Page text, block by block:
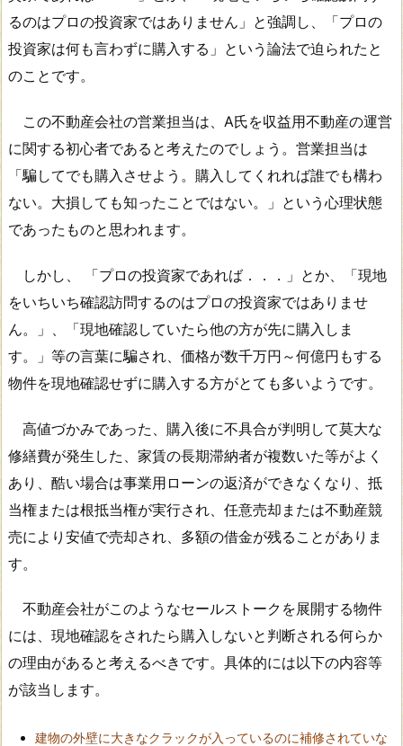
るのはプロの投資家ではありません」と強調し、「プロの
投資家は何も言わずに購入する」という論法で迫られたと
のことです。
この不動産会社の営業担当は、A氏を収益用不動産の運営
に関する初心者であると考えたのでしょう。営業担当は
「騙してでも購入させよう。購入してくれれば誰でも構わ
ない。大損しても知ったことではない。」という心理状態
であったものと思われます。
しかし、 「プロの投資家であれば．．．」とか、「現地
をいちいち確認訪問するのはプロの投資家ではありませ
ん。」、「現地確認していたら他の方が先に購入しま
す。」等の言葉に騙され、価格が数千万円～何億円もする
物件を現地確認せずに購入する方がとても多いようです。
高値づかみであった、購入後に不具合が判明して莫大な
修繕費が発生した、家賃の長期滞納者が複数いた等がよく
あり、酷い場合は事業用ローンの返済ができなくなり、抵
当権または根抵当権が実行され、任意売却または不動産競
売により安値で売却され、多額の借金が残ることがありま
す。
不動産会社がこのようなセールストークを展開する物件
には、現地確認をされたら購入しないと判断される何らか
の理由があると考えるべきです。具体的には以下の内容等
が該当します。
建物の外壁に大きなクラックが入っているのに補修されていな